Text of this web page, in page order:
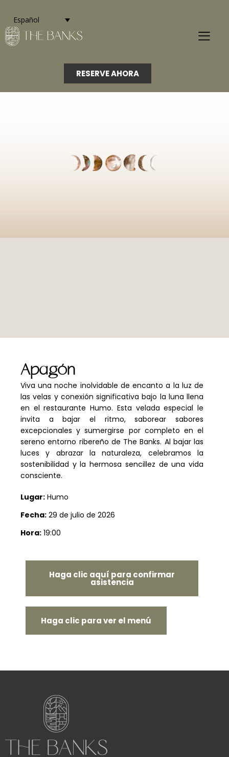
Español
RESERVE AHORA
Apagón
Viva una noche inolvidable de encanto a la luz de
las velas y conexión significativa bajo la luna llena
en el restaurante Humo. Esta velada especial le
invita a bajar el ritmo, saborear sabores
excepcionales y sumergirse por completo en el
sereno entorno ribereño de The Banks. Al bajar las
luces y abrazar la naturaleza, celebramos la
sostenibilidad y la hermosa sencillez de una vida
consciente.
Lugar: Humo
Fecha: 29 de julio de 2026
Hora: 19:00
Haga clic aquí para confirmar
asistencia
Haga clic para ver el menú